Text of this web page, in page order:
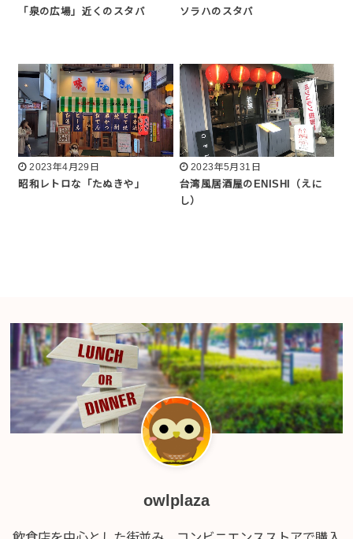
「泉の広場」近くのスタバ
ソラハのスタバ
2023年4月29日
昭和レトロな「たぬきや」
2023年5月31日
台湾風居酒屋のENISHI（えに
し）
owlplaza